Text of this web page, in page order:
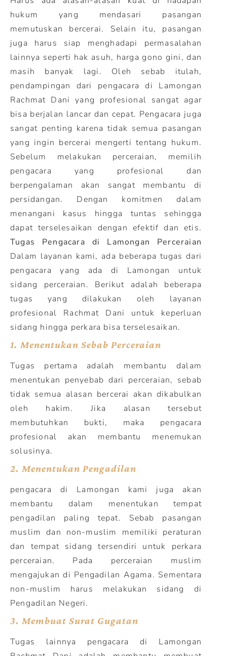
hukum yang mendasari pasangan
memutuskan bercerai. Selain itu, pasangan
juga harus siap menghadapi permasalahan
lainnya seperti hak asuh, harga gono gini, dan
masih banyak lagi. Oleh sebab itulah,
pendampingan dari pengacara di Lamongan
Rachmat Dani yang profesional sangat agar
bisa berjalan lancar dan cepat. Pengacara juga
sangat penting karena tidak semua pasangan
yang ingin bercerai mengerti tentang hukum.
Sebelum melakukan perceraian, memilih
pengacara yang profesional dan
berpengalaman akan sangat membantu di
persidangan. Dengan komitmen dalam
menangani kasus hingga tuntas sehingga
dapat terselesaikan dengan efektif dan etis.
Tugas Pengacara di Lamongan Perceraian
Dalam layanan kami, ada beberapa tugas dari
pengacara yang ada di Lamongan untuk
sidang perceraian. Berikut adalah beberapa
tugas yang dilakukan oleh layanan
profesional Rachmat Dani untuk keperluan
sidang hingga perkara bisa terselesaikan.
1. Menentukan Sebab Perceraian
Tugas pertama adalah membantu dalam
menentukan penyebab dari perceraian, sebab
tidak semua alasan bercerai akan dikabulkan
oleh hakim. Jika alasan tersebut
membutuhkan bukti, maka pengacara
profesional akan membantu menemukan
solusinya.
2. Menentukan Pengadilan
pengacara di Lamongan kami juga akan
membantu dalam menentukan tempat
pengadilan paling tepat. Sebab pasangan
muslim dan non-muslim memiliki peraturan
dan tempat sidang tersendiri untuk perkara
perceraian. Pada perceraian muslim
mengajukan di Pengadilan Agama. Sementara
non-muslim harus melakukan sidang di
Pengadilan Negeri.
3. Membuat Surat Gugatan
Tugas lainnya pengacara di Lamongan